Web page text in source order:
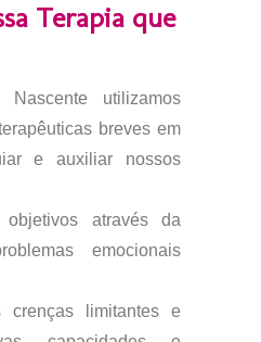
Terapia que
utilizamos
breves em
e auxiliar nossos
através da
emocionais
crenças limitantes e